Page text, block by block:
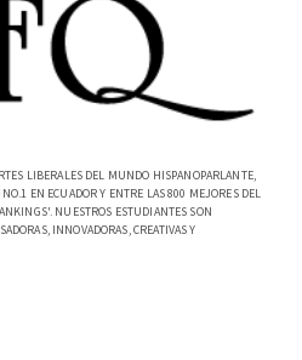
LIBERALES DEL MUNDO HISPANOPARLANTE,
EN ECUADOR Y ENTRE LAS 800 MEJORES DEL
NUESTROS ESTUDIANTES SON
INNOVADORAS, CREATIVAS Y